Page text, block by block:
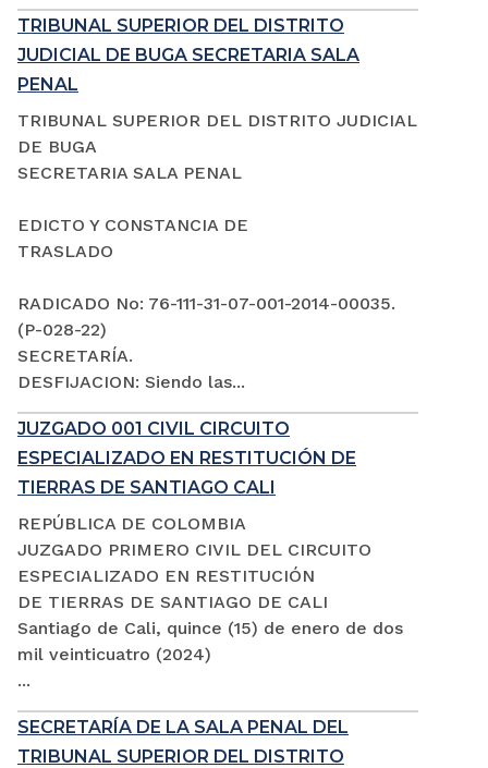
TRIBUNAL SUPERIOR DEL DISTRITO
JUDICIAL DE BUGA SECRETARIA SALA
PENAL
TRIBUNAL SUPERIOR DEL DISTRITO JUDICIAL
DE BUGA
SECRETARIA SALA PENAL
EDICTO Y CONSTANCIA DE
TRASLADO
RADICADO No: 76-111-31-07-001-2014-00035.
(P-028-22)
SECRETARÍA.
DESFIJACION: Siendo las...
JUZGADO 001 CIVIL CIRCUITO
ESPECIALIZADO EN RESTITUCIÓN DE
TIERRAS DE SANTIAGO CALI
REPÚBLICA DE COLOMBIA
JUZGADO PRIMERO CIVIL DEL CIRCUITO
ESPECIALIZADO EN RESTITUCIÓN
DE TIERRAS DE SANTIAGO DE CALI
Santiago de Cali, quince (15) de enero de dos
mil veinticuatro (2024)
...
SECRETARÍA DE LA SALA PENAL DEL
TRIBUNAL SUPERIOR DEL DISTRITO